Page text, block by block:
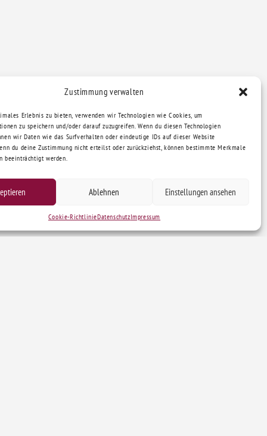
Zustimmung verwalten
Erlebnis zu bieten, verwenden wir Technologien wie Cookies, um
zu speichern und/oder darauf zuzugreifen. Wenn du diesen Technologien
wir Daten wie das Surfverhalten oder eindeutige IDs auf dieser Website
du deine Zustimmung nicht erteilst oder zurückziehst, können bestimmte Merkmale
beeinträchtigt werden.
Ablehnen Einstellungen ansehen
Cookie-RichtlinieDatenschutzImpressum